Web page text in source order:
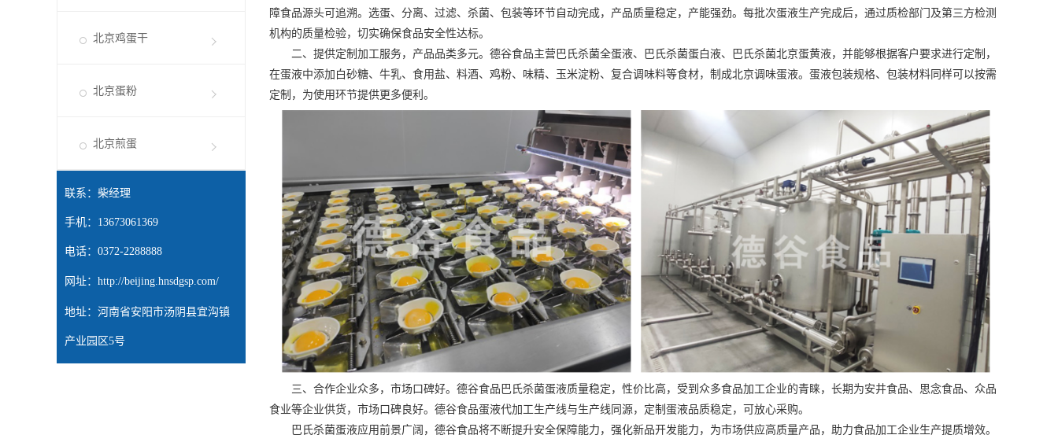
北京鸡蛋干
北京蛋粉
北京煎蛋
联系：柴经理
手机：13673061369
电话：0372-2288888
网址： http://beijing.hnsdgsp.com/
地址：河南省安阳市汤阴县宜沟镇
产业园区5号
障食品源头可追溯。选蛋、分离、过滤、杀菌、包装等环节自动完成，产品质量稳定，产能强劲。每批次蛋液生产完成后，通过质检部门及第三方检测
机构的质量检验，切实确保食品安全性达标。
二、提供定制加工服务，产品品类多元。德谷食品主营巴氏杀菌全蛋液、巴氏杀菌蛋白液、巴氏杀菌北京蛋黄液，并能够根据客户要求进行定制，
在蛋液中添加白砂糖、牛乳、食用盐、料酒、鸡粉、味精、玉米淀粉、复合调味料等食材，制成北京调味蛋液。蛋液包装规格、包装材料同样可以按需
定制，为使用环节提供更多便利。
三、合作企业众多，市场口碑好。德谷食品巴氏杀菌蛋液质量稳定，性价比高，受到众多食品加工企业的青睐，长期为安井食品、思念食品、众品
食业等企业供货，市场口碑良好。德谷食品蛋液代加工生产线与生产线同源，定制蛋液品质稳定，可放心采购。
巴氏杀菌蛋液应用前景广阔，德谷食品将不断提升安全保障能力，强化新品开发能力，为市场供应高质量产品，助力食品加工企业生产提质增效。